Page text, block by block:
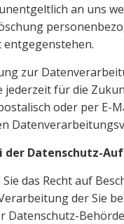
an uns
zur
jederzeit für die
oder per E-
der Datenschutz-
das Recht auf
der Sie
Datenschutz-